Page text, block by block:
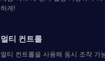
하게!
멀티 컨트롤
멀티 컨트롤을 사용해 동시 조작 가